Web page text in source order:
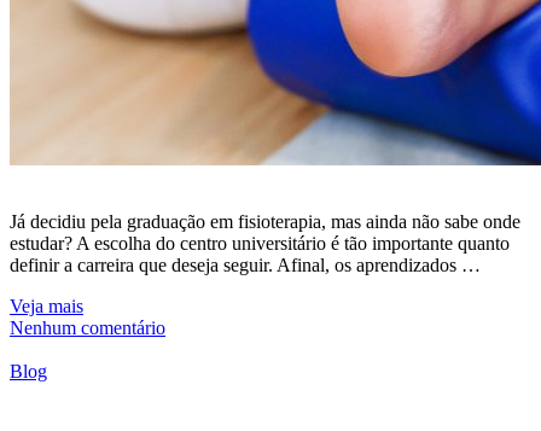
Já decidiu pela graduação em fisioterapia, mas ainda não sabe onde
estudar? A escolha do centro universitário é tão importante quanto
definir a carreira que deseja seguir. Afinal, os aprendizados …
Veja mais
Nenhum comentário
Blog